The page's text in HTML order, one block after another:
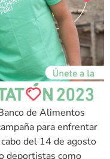
de Alimentos
para enfrentar
del 14 de agosto
deportistas como